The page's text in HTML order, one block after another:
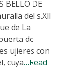
BELLO DE
del s.XII
de La
de
ujieres con
cuya…Read